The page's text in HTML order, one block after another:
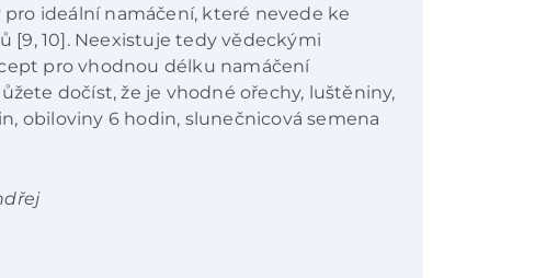
ideální namáčení, které nevede ke
[9, 10]. Neexistuje tedy vědeckými
pro vhodnou délku namáčení
dočíst, že je vhodné ořechy, luštěniny,
obiloviny 6 hodin, slunečnicová semena